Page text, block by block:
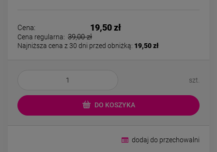
Cena: 19,50 zł
Cena regularna: 39,00 zł
Najniższa cena z 30 dni przed obniżką: 19,50 zł
szt.
DO KOSZYKA
dodaj do przechowalni